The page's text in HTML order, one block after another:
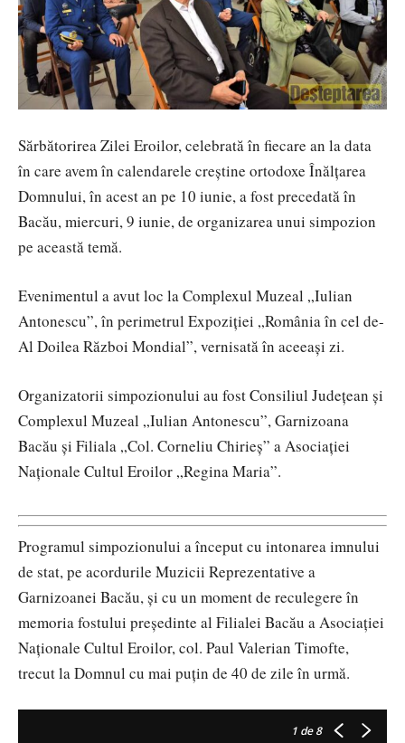
Sărbătorirea Zilei Eroilor, celebrată în fiecare an la data
în care avem în calendarele creștine ortodoxe Înălțarea
Domnului, în acest an pe 10 iunie, a fost precedată în
Bacău, miercuri, 9 iunie, de organizarea unui simpozion
pe această temă.
Evenimentul a avut loc la Complexul Muzeal „Iulian
Antonescu”, în perimetrul Expoziției „România în cel de-
Al Doilea Război Mondial”, vernisată în aceeași zi.
Organizatorii simpozionului au fost Consiliul Județean și
Complexul Muzeal „Iulian Antonescu”, Garnizoana
Bacău și Filiala „Col. Corneliu Chirieș” a Asociației
Naționale Cultul Eroilor „Regina Maria”.
Programul simpozionului a început cu intonarea imnului
de stat, pe acordurile Muzicii Reprezentative a
Garnizoanei Bacău, și cu un moment de reculegere în
memoria fostului președinte al Filialei Bacău a Asociației
Naționale Cultul Eroilor, col. Paul Valerian Timofte,
trecut la Domnul cu mai puțin de 40 de zile în urmă.
1 de 8